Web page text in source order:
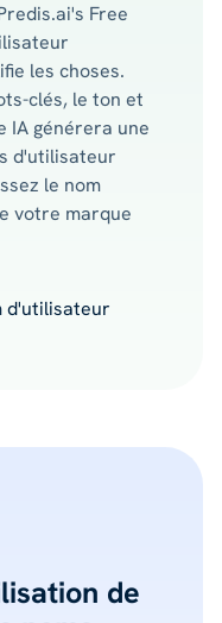
Free
les choses.
clés, le ton et
IA générera une
d'utilisateur
le nom
votre marque
de